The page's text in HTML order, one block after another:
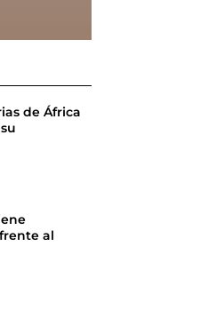
de África
al